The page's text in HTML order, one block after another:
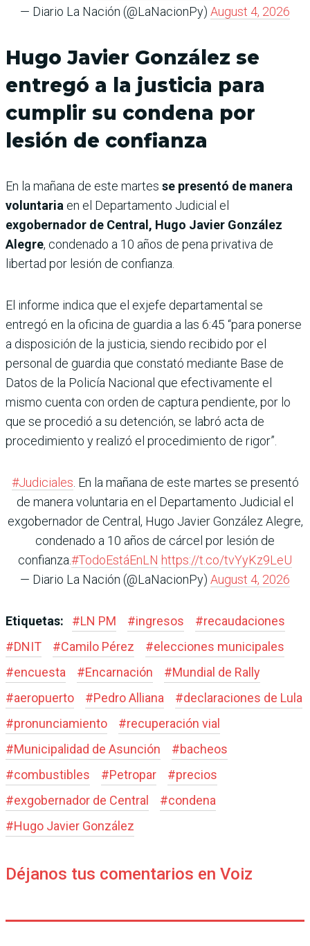
— Diario La Nación (@LaNacionPy) August 4, 2026
Hugo Javier González se
entregó a la justicia para
cumplir su condena por
lesión de confianza
En la mañana de este martes se presentó de manera
voluntaria en el Departamento Judicial el
exgobernador de Central, Hugo Javier González
Alegre, condenado a 10 años de pena privativa de
libertad por lesión de confianza.
El informe indica que el exjefe departamental se
entregó en la oficina de guardia a las 6:45 “para ponerse
a disposición de la justicia, siendo recibido por el
personal de guardia que constató mediante Base de
Datos de la Policía Nacional que efectivamente el
mismo cuenta con orden de captura pendiente, por lo
que se procedió a su detención, se labró acta de
procedimiento y realizó el procedimiento de rigor”.
#Judiciales . En la mañana de este martes se presentó
de manera voluntaria en el Departamento Judicial el
exgobernador de Central, Hugo Javier González Alegre,
condenado a 10 años de cárcel por lesión de
confianza.#TodoEstáEnLN https://t.co/tvYyKz9LeU
— Diario La Nación (@LaNacionPy) August 4, 2026
Etiquetas: #LN PM #ingresos #recaudaciones
#DNIT #Camilo Pérez #elecciones municipales
#encuesta #Encarnación #Mundial de Rally
#aeropuerto #Pedro Alliana #declaraciones de Lula
#pronunciamiento #recuperación vial
#Municipalidad de Asunción #bacheos
#combustibles #Petropar #precios
#exgobernador de Central #condena
#Hugo Javier González
Déjanos tus comentarios en Voiz